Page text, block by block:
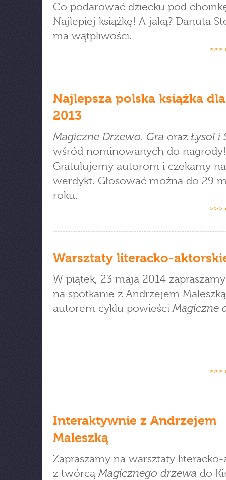
Co podarować dziecku pod
Najlepiej książkę! A jaką? Danuta
ma wątpliwości.
>>>
Najlepsza polska książka
2013
Magiczne Drzewo. Gra oraz Łysol i
wśród nominowanych do nagrody!
Gratulujemy autorom i czekamy na
werdykt. Głosować można do 29
roku.
>>>
Warsztaty literacko-
W piątek, 23 maja 2014
na spotkanie z Andrzejem
autorem cyklu powieściMagiczne
>>>
Interaktywnie z Andrzejem
Maleszką
Zapraszamy na warsztaty
z twórcąMagicznego drzewa do